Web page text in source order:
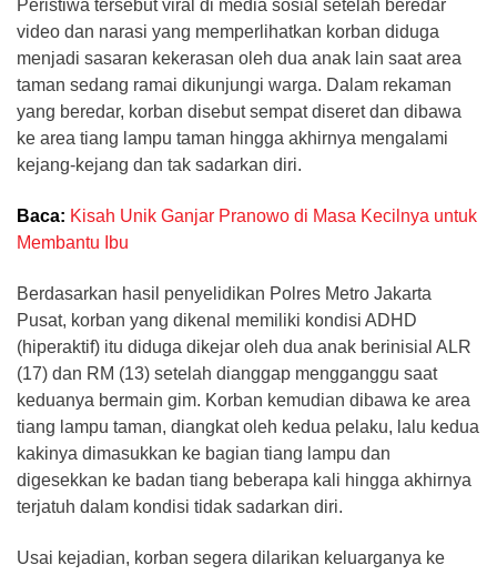
Peristiwa tersebut viral di media sosial setelah beredar
video dan narasi yang memperlihatkan korban diduga
menjadi sasaran kekerasan oleh dua anak lain saat area
taman sedang ramai dikunjungi warga. Dalam rekaman
yang beredar, korban disebut sempat diseret dan dibawa
ke area tiang lampu taman hingga akhirnya mengalami
kejang-kejang dan tak sadarkan diri.
Baca: Kisah Unik Ganjar Pranowo di Masa Kecilnya untuk
Membantu Ibu
Berdasarkan hasil penyelidikan Polres Metro Jakarta
Pusat, korban yang dikenal memiliki kondisi ADHD
(hiperaktif) itu diduga dikejar oleh dua anak berinisial ALR
(17) dan RM (13) setelah dianggap mengganggu saat
keduanya bermain gim. Korban kemudian dibawa ke area
tiang lampu taman, diangkat oleh kedua pelaku, lalu kedua
kakinya dimasukkan ke bagian tiang lampu dan
digesekkan ke badan tiang beberapa kali hingga akhirnya
terjatuh dalam kondisi tidak sadarkan diri.
Usai kejadian, korban segera dilarikan keluarganya ke